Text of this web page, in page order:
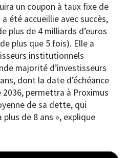
un coupon à taux fixe de
a été accueillie avec succès,
plus de 4 milliards d’euros
plus que 5 fois). Elle a
institutionnels
majorité d’investisseurs
dont la date d’échéance
permettra à Proximus
de sa dette, qui
plus de 8 ans », explique